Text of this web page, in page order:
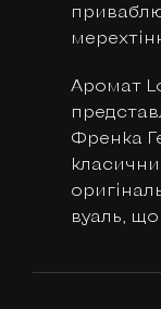
Аромат
Френка
вуаль,